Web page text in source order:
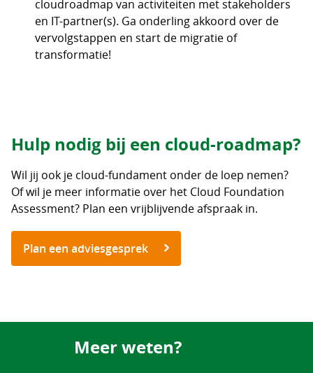
cloudroadmap van activiteiten met stakeholders
en IT-partner(s). Ga onderling akkoord over de
vervolgstappen en start de migratie of
transformatie!
Hulp nodig bij een cloud-roadmap?
Wil jij ook je cloud-fundament onder de loep nemen?
Of wil je meer informatie over het Cloud Foundation
Assessment? Plan een vrijblijvende afspraak in.
Plan een adviesgesprek
Meer weten?